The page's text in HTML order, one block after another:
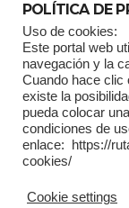
Home Análisis
Multimedia
POLÍTICA DE
Uso de cookies:
Este portal web
navegación y la
Cuando hace clic
existe la
pueda colocar
condiciones de
enlace: https://
cookies/
Cookie settings